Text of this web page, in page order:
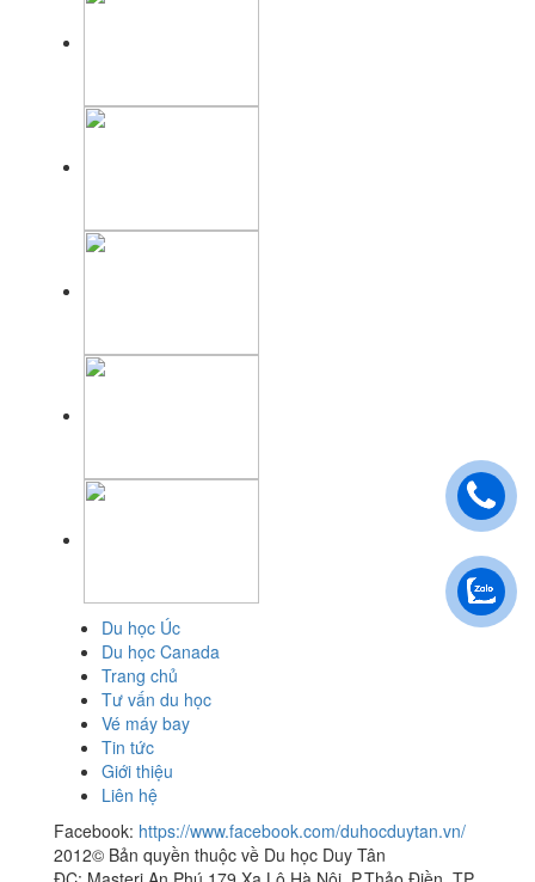
Du học Úc
Du học Canada
Trang chủ
Tư vấn du học
Vé máy bay
Tin tức
Giới thiệu
Liên hệ
Facebook: https://www.facebook.com/duhocduytan.vn/
2012© Bản quyền thuộc về Du học Duy Tân